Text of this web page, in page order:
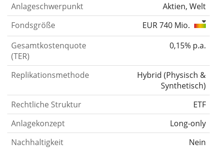
Anlageschwerpunkt
Aktien, Welt
Fondsgröße
EUR 740 Mio.
Gesamtkostenquote
(TER)
0,15% p.a.
Replikationsmethode Hybrid (Physisch &
Synthetisch)
Rechtliche Struktur
ETF
Anlagekonzept
Long-only
Nachhaltigkeit
Nein